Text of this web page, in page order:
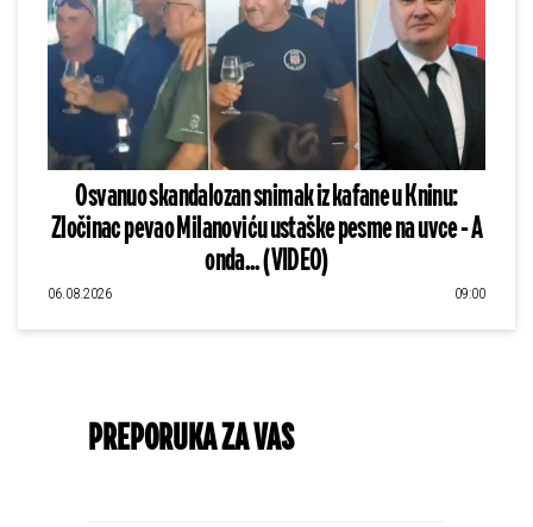
Osvanuo skandalozan snimak iz kafane u Kninu:
Zločinac pevao Milanoviću ustaške pesme na uvce - A
onda... (VIDEO)
06.08.2026 09:00
PREPORUKA ZA VAS